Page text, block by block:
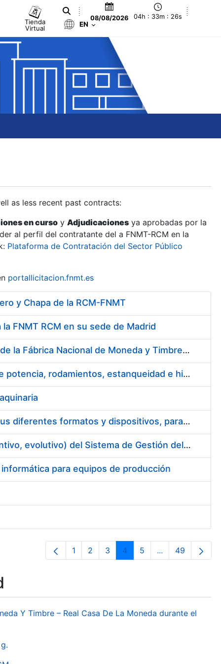
Tienda
Virtual
08/08/2026 04h : 33m : 26s
EN
as less recent past contracts:
en curso y Adjudicaciones ya aprobadas por la
al perfil del contratante del a FNMT-RCM en la
Plataforma de Contratación del Sector Público
portallicitacion.fnmt.es
y Chapa de la RCM-FNMT
FNMT RCM en su sede de Madrid
Gestión y Suministro de Cestas de Navidad para los trabajadores de la Fábrica Nacional de Moneda y Timbre-Real Casa de la Moneda (FNMT-RCM) para el año 2021
Acuerdo marco para el suministro de material de transmisiones de potencia, rodamientos, estanqueidad e hidráulica
Realización de los Diseños y Producción del Material Gráfico, en sus diferentes formatos y dispositivos, para la correcta comunicación, tanto interna como externa, de la entidad pública empresarial, Fábrica Nacional de Moneda y Timbre-Real Casa de la Moneda (FNMT-RCM)
Servicios de Soporte y Mantenimiento Integral (correctivo, preventivo, evolutivo) del Sistema de Gestión del Ciclo de Vida de las Aplicaciones en el Área de Desarrollo de CERES
para equipos de producción
Page
1 Page
2 Page
3 Page
4 Page
5 ...Intermediate
Page
49
Y Timbre – Real Casa De La Moneda durante el